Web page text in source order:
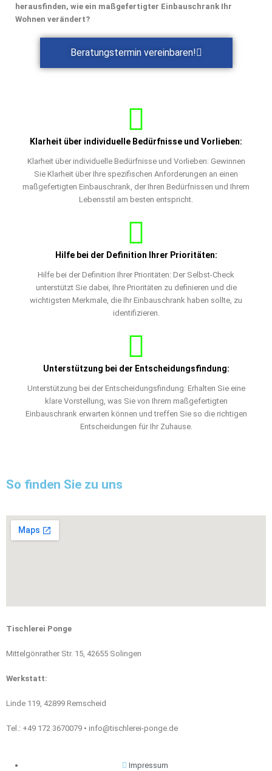
herausfinden, wie ein maßgefertigter Einbauschrank Ihr
Wohnen verändert?
Beratungstermin vereinbaren!
Klarheit über individuelle Bedürfnisse und Vorlieben:
Klarheit über individuelle Bedürfnisse und Vorlieben: Gewinnen
Sie Klarheit über Ihre spezifischen Anforderungen an einen
maßgefertigten Einbauschrank, der Ihren Bedürfnissen und Ihrem
Lebensstil am besten entspricht.
Hilfe bei der Definition Ihrer Prioritäten:
Hilfe bei der Definition Ihrer Prioritäten: Der Selbst-Check
unterstützt Sie dabei, Ihre Prioritäten zu definieren und die
wichtigsten Merkmale, die Ihr Einbauschrank haben sollte, zu
identifizieren.
Unterstützung bei der Entscheidungsfindung:
Unterstützung bei der Entscheidungsfindung: Erhalten Sie eine
klare Vorstellung, was Sie von Ihrem maßgefertigten
Einbauschrank erwarten können und treffen Sie so die richtigen
Entscheidungen für Ihr Zuhause.
So finden Sie zu uns
Tischlerei Ponge
Mittelgönrather Str. 15, 42655 Solingen
Werkstatt:
Linde 119, 42899 Remscheid
Tel.: +49 172 3670079 • info@tischlerei-ponge.de
Impressum